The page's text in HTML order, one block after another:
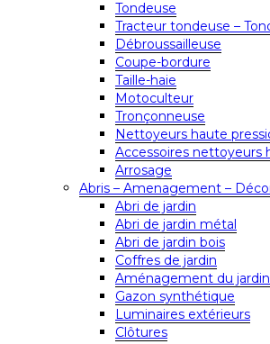
Tondeuse
Tracteur tondeuse –
Débroussailleuse
Coupe-bordure
Taille-haie
Motoculteur
Tronçonneuse
Nettoyeurs haute
Accessoires nettoyeurs
Arrosage
Abris – Amenagement –
Abri de jardin
Abri de jardin métal
Abri de jardin bois
Coffres de jardin
Aménagement du jardin
Gazon synthétique
Luminaires extérieurs
Clôtures